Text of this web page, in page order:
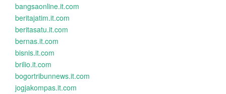
bangsaonline.it.com
beritajatim.it.com
beritasatu.it.com
bernas.it.com
bisnis.it.com
brilio.it.com
bogortribunnews.it.com
jogjakompas.it.com